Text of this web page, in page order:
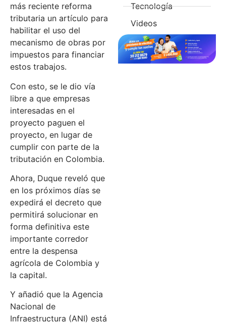
más reciente reforma
tributaria un artículo para
habilitar el uso del
mecanismo de obras por
impuestos para financiar
estos trabajos.
Con esto, se le dio vía
libre a que empresas
interesadas en el
proyecto paguen el
proyecto, en lugar de
cumplir con parte de la
tributación en Colombia.
Ahora, Duque reveló que
en los próximos días se
expedirá el decreto que
permitirá solucionar en
forma definitiva este
importante corredor
entre la despensa
agrícola de Colombia y
la capital.
Y añadió que la Agencia
Nacional de
Infraestructura (ANI) está
Tecnología
Videos